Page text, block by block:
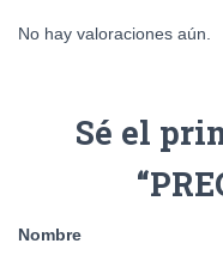
No hay valoraciones aún.
Sé el
Nombre